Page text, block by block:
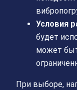
Условия
будет
может
При выборе,